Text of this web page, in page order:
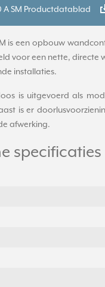
A SM Productdatablad
is een opbouw
voor een nette,
installaties.
is uitgevoerd als
is er
afwerking.
specificaties